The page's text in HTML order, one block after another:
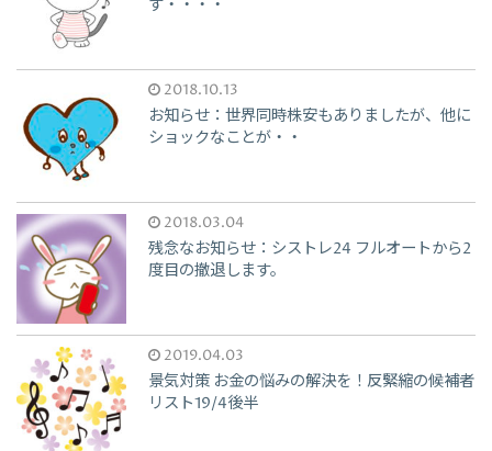
す・・・・
2018.10.13
お知らせ：世界同時株安もありましたが、他に
ショックなことが・・
2018.03.04
残念なお知らせ：シストレ24 フルオートから2
度目の撤退します。
2019.04.03
景気対策 お金の悩みの解決を！反緊縮の候補者
リスト19/4後半